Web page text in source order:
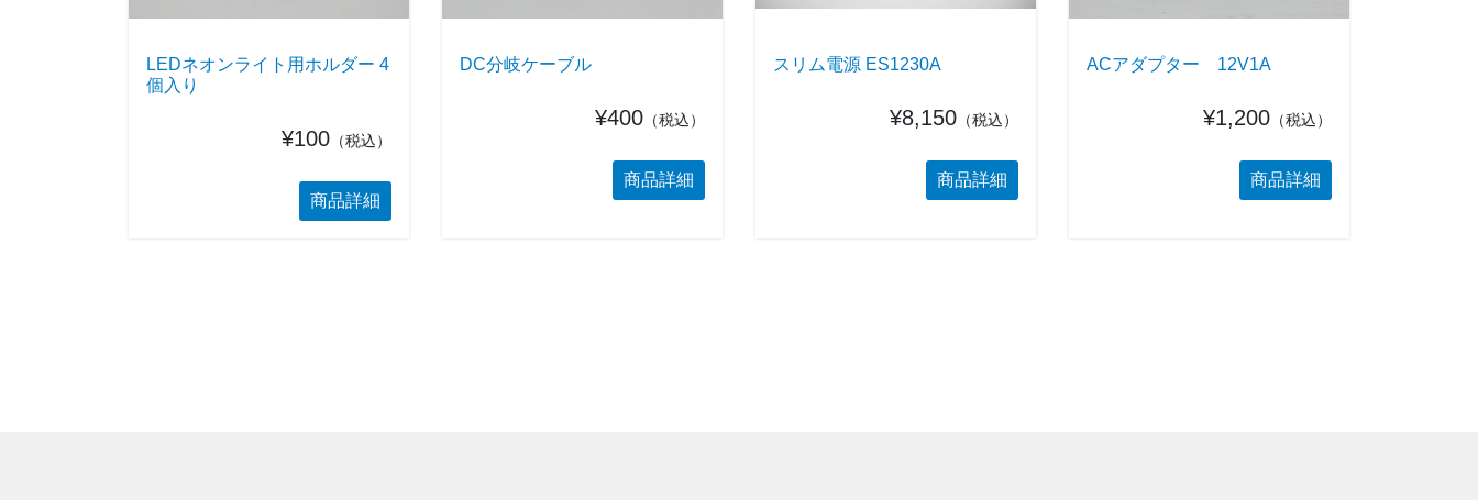
LEDネオンライト用ホルダー 4
個入り
¥100 （税込）
商品詳細
DC分岐ケーブル
¥400 （税込）
商品詳細
スリム電源 ES1230A
¥8,150 （税込）
商品詳細
ACアダプター 12V1A
¥1,200 （税込）
商品詳細